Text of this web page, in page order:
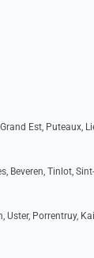
Est, Puteaux,
Beveren, Tinlot,
Uster, Porrentruy,